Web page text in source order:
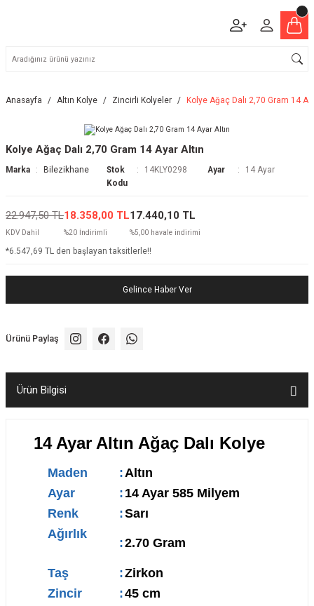
Anasayfa Altın Kolye Zincirli Kolyeler Kolye Ağaç Dalı 2,70 Gram 14
Kolye Ağaç Dalı 2,70 Gram 14 Ayar Altın
Marka Bilezikhane
Stok
Kodu
14KLY0298 Ayar 14 Ayar
22.947,50 TL
KDV Dahil
18.358,00 TL
%20 İndirimli
17.440,10 TL
%5,00 havale indirimi
*6.547,69 TL den başlayan taksitlerle!!
Gelince Haber Ver
Ürünü Paylaş
Ürün Bilgisi
14 Ayar Altın Ağaç Dalı Kolye
Maden :Altın
Ayar
: 14 Ayar 585 Milyem
Renk
:Sarı
Ağırlık
:2.70 Gram
Taş :Zirkon
Zincir
:45 cm